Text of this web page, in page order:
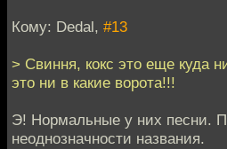
Кому: Dedal, #13
> Свиння, кокс это еще куда
это ни в какие ворота!!!
Э! Нормальные у них песни.
неоднозначности названия.